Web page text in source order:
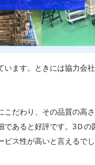
います。ときには協力会
だわり、その品質の高
あると好評です。3Ｄ
ス性が高いと言えるでし